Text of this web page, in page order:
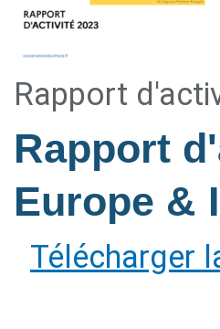
Rapport
Rapport
Europe &
Télécharger